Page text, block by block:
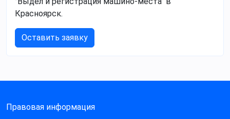
Красноярск.
Оставить заявку
Правовая информация